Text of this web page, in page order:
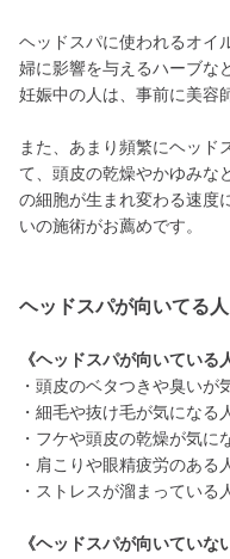
ヘッドスパに使われるオイ
婦に影響を与えるハーブな
妊娠中の人は、事前に美容
また、あまり頻繁にヘッド
て、頭皮の乾燥やかゆみな
の細胞が生まれ変わる速度
いの施術がお薦めです。
ヘッドスパが向いてる
《ヘッドスパが向いている
・頭皮のベタつきや臭いが
・細毛や抜け毛が気になる
・フケや頭皮の乾燥が気に
・肩こりや眼精疲労のある
・ストレスが溜まっている
《ヘッドスパが向いていな